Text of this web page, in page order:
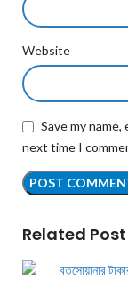
Website
Save my
next time I
Related Post